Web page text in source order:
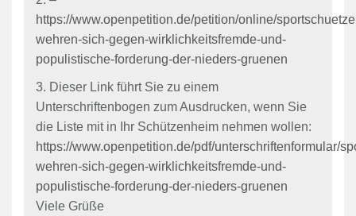
https://www.openpetition.de/petition/online/
wehren-sich-gegen-wirklichkeitsfremde-und-
populistische-forderung-der-nieders-gruenen
3. Dieser Link führt Sie zu einem
Unterschriftenbogen zum Ausdrucken, wenn Sie
die Liste mit in Ihr Schützenheim nehmen wollen:
https://www.openpetition.de/pdf/unterschriftenformular/
wehren-sich-gegen-wirklichkeitsfremde-und-
populistische-forderung-der-nieders-gruenen
Viele Grüße